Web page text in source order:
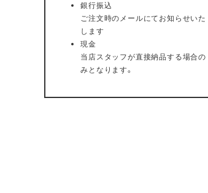
銀行振込
ご注文時のメールにてお知らせいた
します
現金
当店スタッフが直接納品する場合の
みとなります。